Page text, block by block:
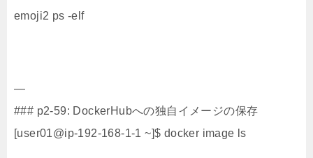
emoji2 ps -elf
—
### p2-59: DockerHubへの独自イメージの保存
[user01@ip-192-168-1-1 ~]$ docker image ls